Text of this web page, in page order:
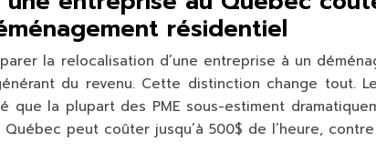
résidentiel
la relocalisation d’une entreprise à un
du revenu. Cette distinction change tout.
que la plupart des PME sous-estiment
peut coûter jusqu’à 500$ de l’heure,